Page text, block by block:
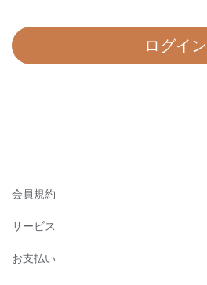
ログイン
会員規約
サービス
お支払い